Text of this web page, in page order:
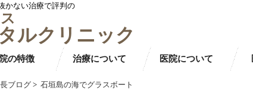
かない治療で評判の
ルクリニック
の特徴 治療について 医院について
ブログ> 石垣島の海でグラスボート